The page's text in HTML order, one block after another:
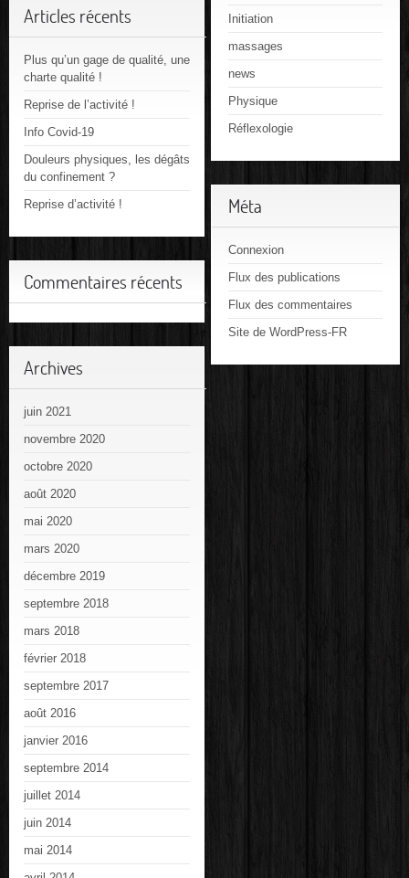
Articles récents
Plus qu’un gage de qualité, une
charte qualité !
Reprise de l’activité !
Info Covid-19
Douleurs physiques, les dégâts
du confinement ?
Reprise d’activité !
Commentaires récents
Archives
juin 2021
novembre 2020
octobre 2020
août 2020
mai 2020
mars 2020
décembre 2019
septembre 2018
mars 2018
février 2018
septembre 2017
août 2016
janvier 2016
septembre 2014
juillet 2014
juin 2014
mai 2014
Initiation
massages
news
Physique
Réflexologie
Méta
Connexion
Flux des publications
Flux des commentaires
Site de WordPress-FR